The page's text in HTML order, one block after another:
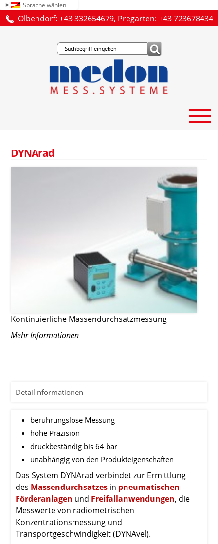
Sprache wählen
Olbendorf: +43 332654679, Pregarten: +43 723678434
DYNArad
Kontinuierliche Massendurchsatzmessung
Mehr Informationen
Detailinformationen
berührungslose Messung
hohe Präzision
druckbeständig bis 64 bar
unabhängig von den Produkteigenschaften
Das System DYNArad verbindet zur Ermittlung
des Massendurchsatzes in pneumatischen
Förderanlagen und Freifallanwendungen, die
Messwerte von radiometrischen
Konzentrationsmessung und
Transportgeschwindigkeit (DYNAvel).